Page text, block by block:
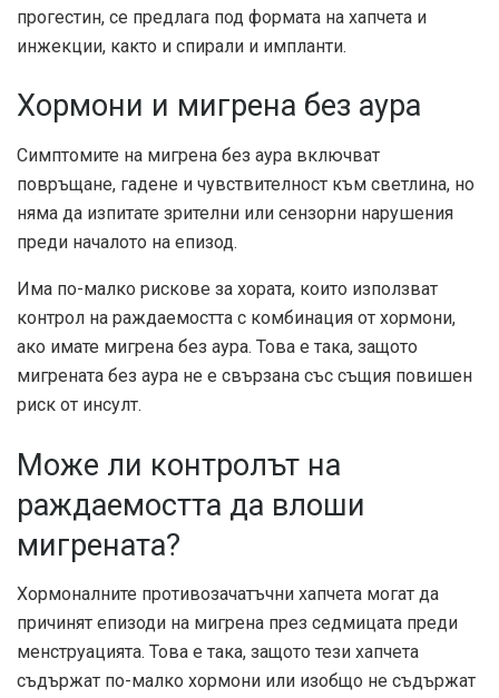
прогестин, се предлага под формата на хапчета и
инжекции, както и спирали и импланти.
Хормони и мигрена без аура
Симптомите на мигрена без аура включват
повръщане, гадене и чувствителност към светлина, но
няма да изпитате зрителни или сензорни нарушения
преди началото на епизод.
Има по-малко рискове за хората, които използват
контрол на раждаемостта с комбинация от хормони,
ако имате мигрена без аура. Това е така, защото
мигрената без аура не е свързана със същия повишен
риск от инсулт.
Може ли контролът на
раждаемостта да влоши
мигрената?
Хормоналните противозачатъчни хапчета могат да
причинят епизоди на мигрена през седмицата преди
менструацията. Това е така, защото тези хапчета
съдържат по-малко хормони или изобщо не съдържат